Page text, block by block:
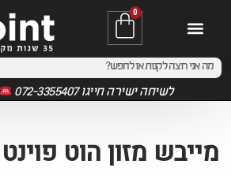
0
לשיחה ישירה חייגו 072-3355407
מייבש מזון הוט פוינט